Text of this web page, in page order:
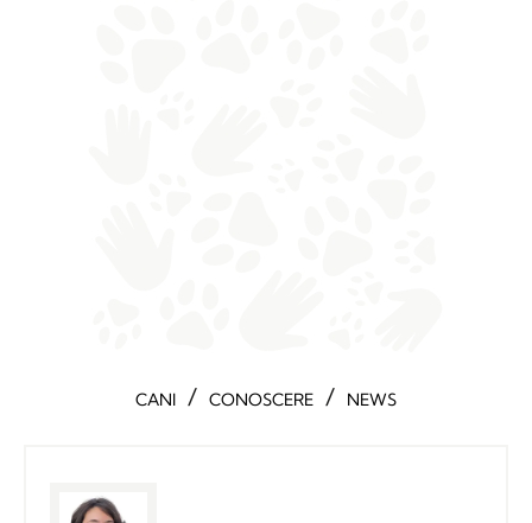
CANI / CONOSCERE / NEWS